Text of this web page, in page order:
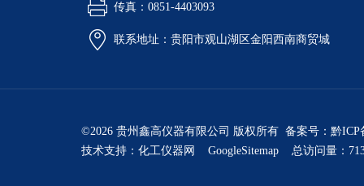
传真：0851-4403093
联系地址：贵阳市观山湖区金阳西南商贸城
©2026 贵州鑫高仪器有限公司 版权所有 备案号： 黔ICP
技术支持： 化工仪器网 GoogleSitemap 总访问量：